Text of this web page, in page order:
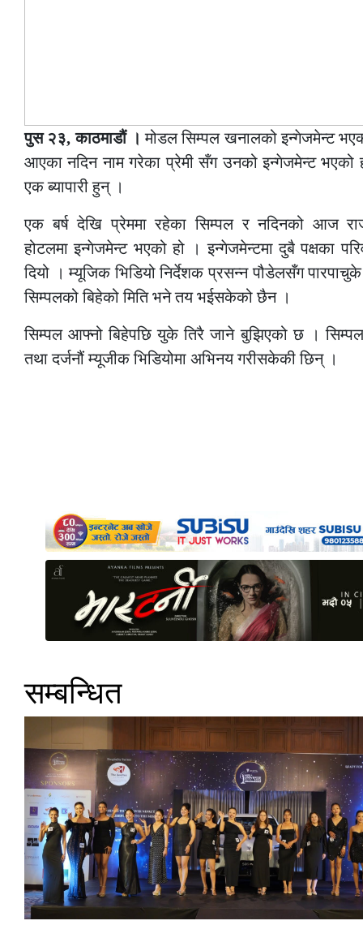
पुस २३, काठमाडौं । मोडल सिम्पल खनालको इन्गेजमेन्ट
आएका नदिन नाम गरेका प्रेमी सँग उनको इन्गेजमेन्ट भएको
एक ब्यापारी हुन् ।
एक बर्ष देखि प्रेममा रहेका सिम्पल र नदिनको आज
होटलमा इन्गेजमेन्ट भएको हो । इन्गेजमेन्टमा दुबै पक्षका
दियो । म्यूजिक भिडियो निर्देशक प्रसन्न पौडेलसँग
सिम्पलको बिहेको मिति भने तय भईसकेको छैन ।
सिम्पल आफ्नो बिहेपछि युके तिरै जाने बुझिएको छ ।
तथा दर्जनौं म्यूजीक भिडियोमा अभिनय गरीसकेकी छिन् ।
सम्बन्धित